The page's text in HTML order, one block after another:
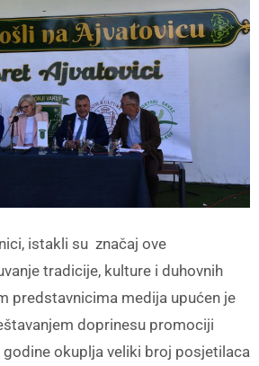
istakli su značaj ove
tradicije, kulture i duhovnih
predstavnicima medija upućen je
doprinesu promociji
okuplja veliki broj posjetilaca